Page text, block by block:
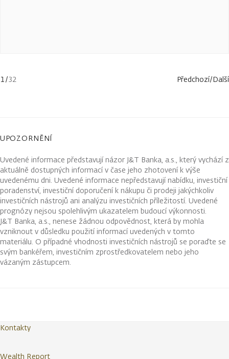
1/32 Předchozí/Další
UPOZORNĚNÍ
Uvedené informace představují názor J&T Banka, a.s., který vychází z
aktuálně dostupných informací v čase jeho zhotovení k výše
uvedenému dni. Uvedené informace nepředstavují nabídku, investiční
poradenství, investiční doporučení k nákupu či prodeji jakýchkoliv
investičních nástrojů ani analýzu investičních příležitostí. Uvedené
prognózy nejsou spolehlivým ukazatelem budoucí výkonnosti.
J&T Banka, a.s., nenese žádnou odpovědnost, která by mohla
vzniknout v důsledku použití informací uvedených v tomto
materiálu. O případné vhodnosti investičních nástrojů se poraďte se
svým bankéřem, investičním zprostředkovatelem nebo jeho
vázaným zástupcem.
Kontakty
Wealth Report